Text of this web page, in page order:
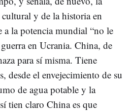
y de la historia en
la potencia mundial “no le
en Ucrania. China, de
para sí misma. Tiene
desde el envejecimiento de su
de agua potable y la
tien claro China es que